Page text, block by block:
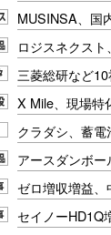
MUSINSA、国
ロジスネクス
三菱総研など
X Mile、現場特
クラダシ、蓄
アースダンボ
ゼロ増収増益
セイノーHD1Q